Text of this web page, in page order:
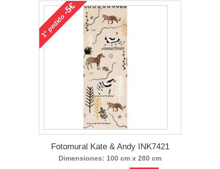
1°
pedido
-5€
Fotomural Kate & Andy INK7421
Dimensiones: 100 cm x 280 cm